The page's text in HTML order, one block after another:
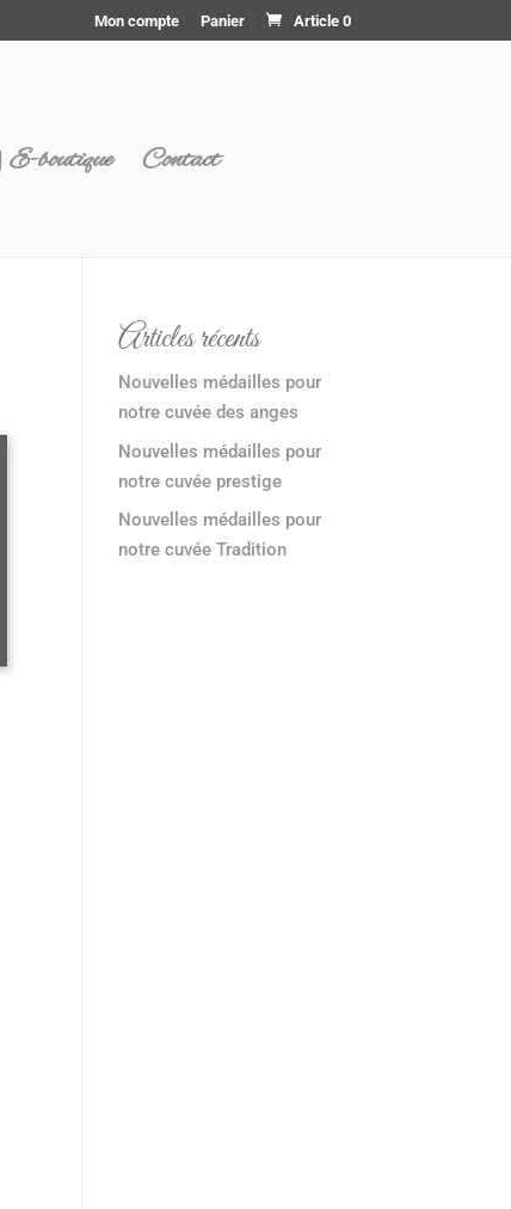
Mon compte Panier Article 0
E-boutique Contact
Articles récents
Nouvelles médailles pour
notre cuvée des anges
Nouvelles médailles pour
notre cuvée prestige
Nouvelles médailles pour
notre cuvée Tradition